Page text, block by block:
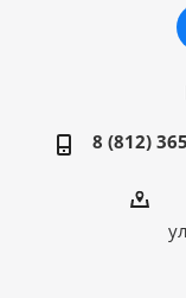
8 (812)